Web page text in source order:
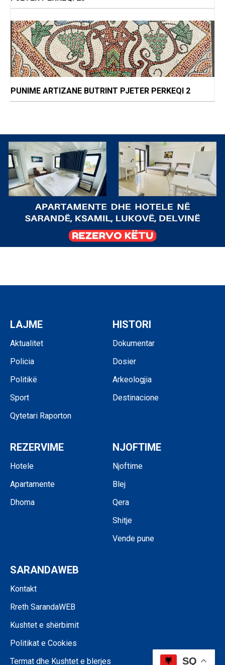
PUNIME ARTIZANE BUTRINT PJETER PERKEQI 2
LAJME
Aktualitet
Policia
Politikë
Sport
Qytetari Raporton
HISTORI
Dokumentar
Dosier
Arkeologjia
Destinacione
REZERVIME
Hotele
Apartamente
Dhoma
NJOFTIME
Njoftime
Blej
Qera
Shitje
Vende pune
SARANDAWEB
Kontakt
Rreth SarandaWEB
Kushtet e shërbimit
Politikat e Cookies
Termat dhe Kushtet e blerjes
SQ